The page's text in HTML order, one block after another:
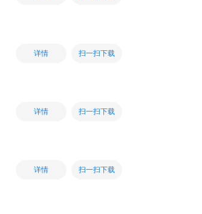
详情 扫一扫下载
详情 扫一扫下载
详情 扫一扫下载